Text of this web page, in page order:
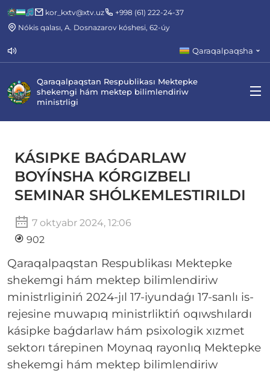
kor_kxtv@xtv.uz
+998 (61) 222-24-37
Nókis qalası, A. Dosnazarov kóshesi, 62-úy
Qaraqalpaqsha
Qaraqalpaqstan Respublikası Mektepke
shekemgi hám mektep bilimlendiriw
ministrligi
KÁSIPKE BAǴDARLAW
BOYÍNSHA KÓRGIZBELI
SEMINAR SHÓLKEMLESTIRILDI
7 oktyabr 2024, 12:06
902
Qaraqalpaqstan Respublikası Mektepke
shekemgi hám mektep bilimlendiriw
ministrliginiń 2024-jıl 17-iyundaǵı 17-sanlı is-
rejesine muwapıq ministrliktiń oqıwshılardı
kásipke baǵdarlaw hám psixologik xızmet
sektorı tárepinen Moynaq rayonlıq Mektepke
shekemgi hám mektep bilimlendiriw